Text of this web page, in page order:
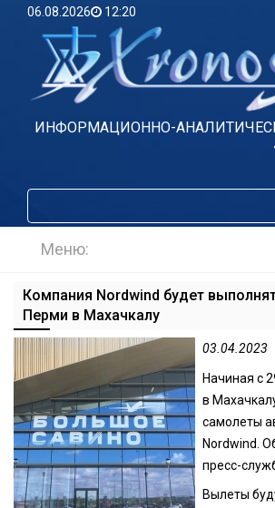
06.08.2026 12:20
ИНФОРМАЦИОННО-
Меню:
Компания Nordwind будет
Перми в Махачкалу
03.04.2023
Начиная с
в
самолеты
Nordwind.
пресс-
Вылеты